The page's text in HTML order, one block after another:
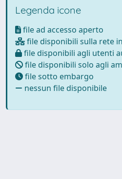
Legenda icone
file ad accesso aperto
file disponibili sulla rete
file disponibili agli utenti
file disponibili solo agli
file sotto embargo
nessun file disponibile